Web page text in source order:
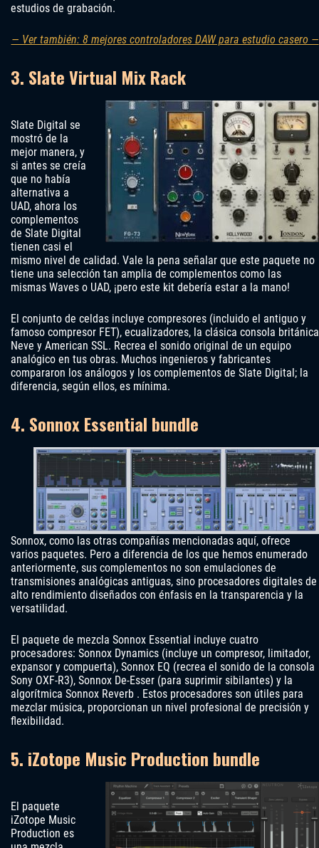
estudios de grabación.
— Ver también: 8 mejores controladores DAW para estudio casero —
3. Slate Virtual Mix Rack
Slate Digital se
mostró de la
mejor manera, y
si antes se creía
que no había
alternativa a
UAD, ahora los
complementos
de Slate Digital
tienen casi el
mismo nivel de calidad. Vale la pena señalar que este paquete no
tiene una selección tan amplia de complementos como las
mismas Waves o UAD, ¡pero este kit debería estar a la mano!
El conjunto de celdas incluye compresores (incluido el antiguo y
famoso compresor FET), ecualizadores, la clásica consola británica
Neve y American SSL. Recrea el sonido original de un equipo
analógico en tus obras. Muchos ingenieros y fabricantes
compararon los análogos y los complementos de Slate Digital; la
diferencia, según ellos, es mínima.
4. Sonnox Essential bundle
Sonnox, como las otras compañías mencionadas aquí, ofrece
varios paquetes. Pero a diferencia de los que hemos enumerado
anteriormente, sus complementos no son emulaciones de
transmisiones analógicas antiguas, sino procesadores digitales de
alto rendimiento diseñados con énfasis en la transparencia y la
versatilidad.
El paquete de mezcla Sonnox Essential incluye cuatro
procesadores: Sonnox Dynamics (incluye un compresor, limitador,
expansor y compuerta), Sonnox EQ (recrea el sonido de la consola
Sony OXF-R3), Sonnox De-Esser (para suprimir sibilantes) y la
algorítmica Sonnox Reverb . Estos procesadores son útiles para
mezclar música, proporcionan un nivel profesional de precisión y
flexibilidad.
5. iZotope Music Production bundle
El paquete
iZotope Music
Production es